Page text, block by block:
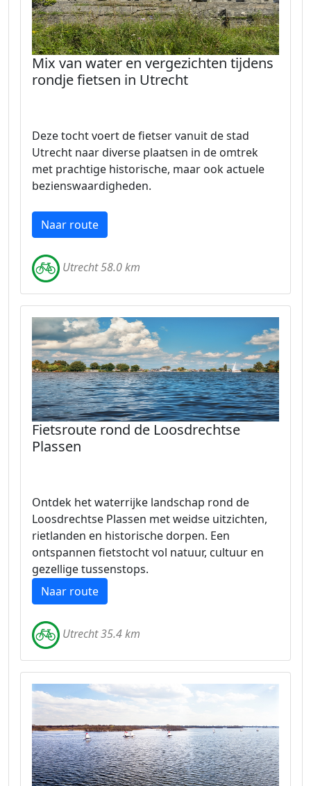
Mix van water en vergezichten tijdens
rondje fietsen in Utrecht
Deze tocht voert de fietser vanuit de stad
Utrecht naar diverse plaatsen in de omtrek
met prachtige historische, maar ook actuele
bezienswaardigheden.
Naar route
Utrecht 58.0 km
Fietsroute rond de Loosdrechtse
Plassen
Ontdek het waterrijke landschap rond de
Loosdrechtse Plassen met weidse uitzichten,
rietlanden en historische dorpen. Een
ontspannen fietstocht vol natuur, cultuur en
gezellige tussenstops.
Naar route
Utrecht 35.4 km